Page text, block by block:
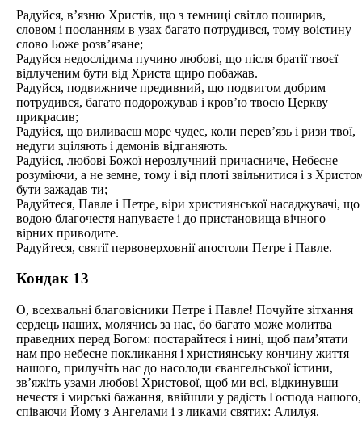
Радуйся, в’язню Христів, що з темниці світло поширив,
словом і посланням в узах багато потрудився, тому воістину
слово Боже розв’язане;
Радуйся недослідима пучино любові, що після братії твоєї
відлученим бути від Христа щиро побажав.
Радуйся, подвижниче предивний, що подвигом добрим
потрудився, багато подорожував і кров’ю твоєю Церкву
прикрасив;
Радуйся, що виливаєш море чудес, коли перев’язь і ризи твої,
недуги зціляють і демонів відганяють.
Радуйся, любові Божої нерозлучний причасниче, Небесне
розуміючи, а не земне, тому і від плоті звільнитися і з
бути зажадав ти;
Радуйтеся, Павле і Петре, віри християнської насаджувачі, що
водою благочестя напуваєте і до пристановища вічного
вірних приводите.
Радуйтеся, святії первоверховнії апостоли Петре і Павле.
Кондак 13
О, всехвальні благовісники Петре і Павле! Почуйте зітхання
сердець наших, молячись за нас, бо багато може молитва
праведних перед Богом: постарайтеся і нині, щоб пам’ятати
нам про небесне покликання і християнську кончину життя
нашого, прилучіть нас до насолоди євангельської істини,
зв’яжіть узами любові Христової, щоб ми всі, відкинувши
нечестя і мирські бажання, ввійшли у радість Господа нашого,
співаючи Йому з Ангелами і з ликами святих: Алилуя.